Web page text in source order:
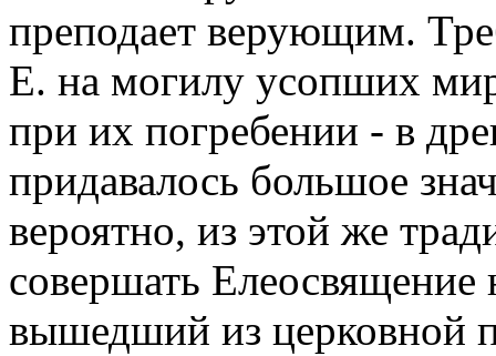
преподает верующим.
Е. на могилу усопших
при их погребении - в
придавалось большое
вероятно, из этой же
совершать
вышедший из церковной